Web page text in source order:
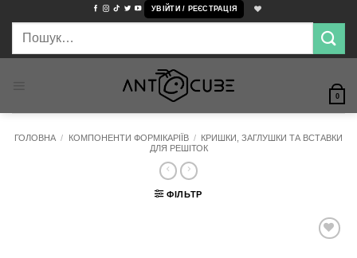
УВІЙТИ / РЕЄСТРАЦІЯ
Шукати:
0
ГОЛОВНА / КОМПОНЕНТИ ФОРМІКАРІЇВ / КРИШКИ, ЗАГЛУШКИ ТА ВСТАВКИ
ДЛЯ РЕШІТОК
ФІЛЬТР